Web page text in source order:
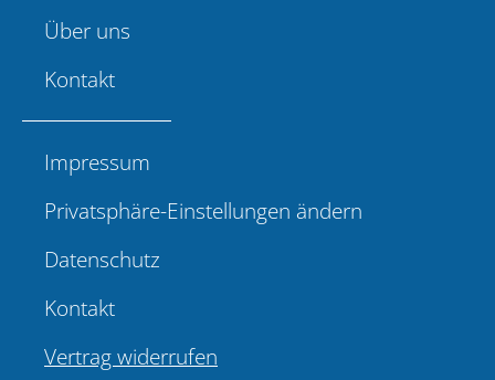
Über uns
Kontakt
Impressum
Privatsphäre-Einstellungen ändern
Datenschutz
Kontakt
Vertrag widerrufen